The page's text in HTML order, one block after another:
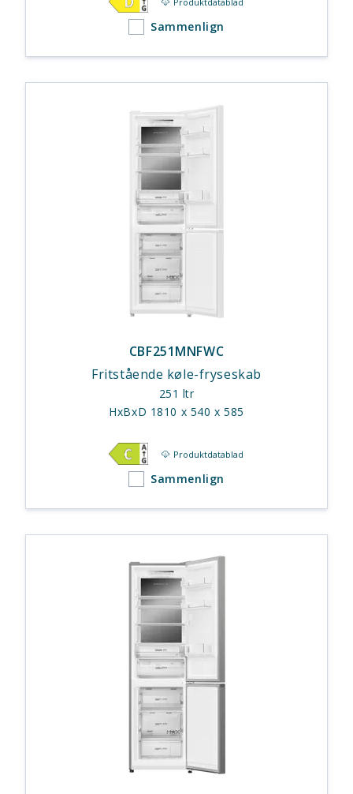
Sammenlign
CBF251MNFWC
Fritstående køle-fryseskab
251 ltr
HxBxD 1810 x 540 x 585
Produktdatablad
Sammenlign